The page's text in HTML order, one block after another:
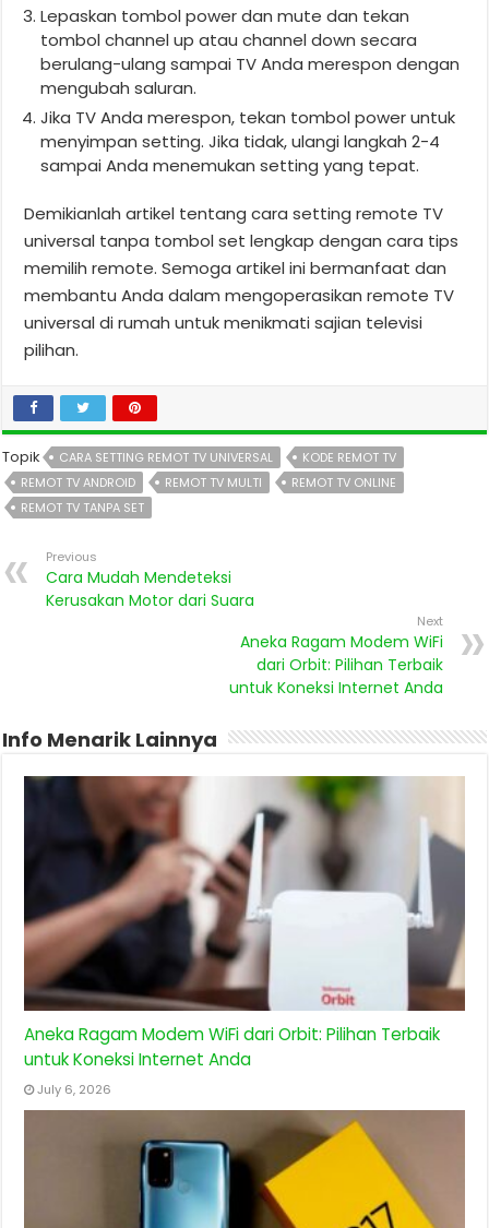
Lepaskan tombol power dan mute dan tekan
tombol channel up atau channel down secara
berulang-ulang sampai TV Anda merespon dengan
mengubah saluran.
Jika TV Anda merespon, tekan tombol power untuk
menyimpan setting. Jika tidak, ulangi langkah 2-4
sampai Anda menemukan setting yang tepat.
Demikianlah artikel tentang cara setting remote TV
universal tanpa tombol set lengkap dengan cara tips
memilih remote. Semoga artikel ini bermanfaat dan
membantu Anda dalam mengoperasikan remote TV
universal di rumah untuk menikmati sajian televisi
pilihan.
Topik CARA SETTING REMOT TV UNIVERSAL
KODE REMOT TV
REMOT TV ANDROID
REMOT TV MULTI
REMOT TV ONLINE
REMOT TV TANPA SET
Previous
Cara Mudah Mendeteksi
Kerusakan Motor dari Suara
Next
Aneka Ragam Modem WiFi
dari Orbit: Pilihan Terbaik
untuk Koneksi Internet Anda
Info Menarik Lainnya
Aneka Ragam Modem WiFi dari Orbit: Pilihan Terbaik
untuk Koneksi Internet Anda
July 6, 2026